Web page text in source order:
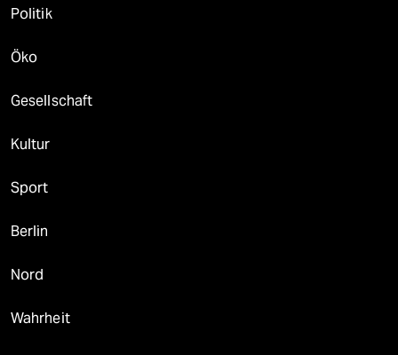
Politik
Öko
Gesellschaft
Kultur
Sport
Berlin
Nord
Wahrheit